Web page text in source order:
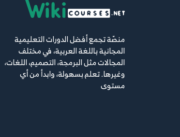
منصّة تجمع أفضل الدورات التعليمية
المجانية باللغة العربية، في مختلف
المجالات مثل البرمجة، التصميم، اللغات،
وغيرها. تعلم بسهولة، وابدأ من أي
مستوى